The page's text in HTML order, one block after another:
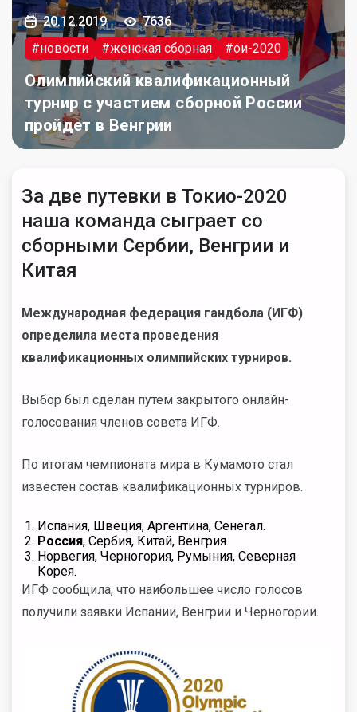
20.12.2019
7636
#новости
#женская сборная #ои-2020
Олимпийский квалификационный
турнир с участием сборной России
пройдет в Венгрии
За две путевки в Токио-2020
наша команда сыграет со
сборными Сербии, Венгрии и
Китая
Международная федерация гандбола (ИГФ)
определила места проведения
квалификационных олимпийских турниров.
Выбор был сделан путем закрытого онлайн-
голосования членов совета ИГФ.
По итогам чемпионата мира в Кумамото стал
известен состав квалификационных турниров.
Испания, Швеция, Аргентина, Сенегал.
Россия, Сербия, Китай, Венгрия.
Норвегия, Черногория, Румыния, Северная
Корея.
ИГФ сообщила, что наибольшее число голосов
получили заявки Испании, Венгрии и Черногории.